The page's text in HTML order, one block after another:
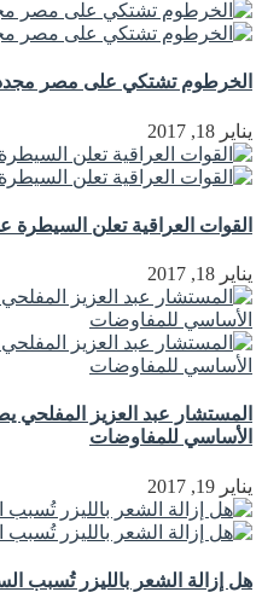
الخرطوم تشتكي على مصر
يناير 18, 2017
القوات العراقية تعلن
يناير 18, 2017
المستشار عبد العزيز المفلحي
الأساسي للمفاوضات
يناير 19, 2017
هل إزالة الشعر بالليزر تُسبب